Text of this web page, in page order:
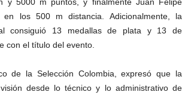
los 500 m distancia. Adicionalmente, la
consiguió 13 medallas de plata y 13 de
con el título del evento.
de la Selección Colombia, expresó que la
desde lo técnico y lo administrativo de